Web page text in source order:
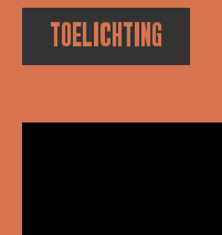
TOELICHTING